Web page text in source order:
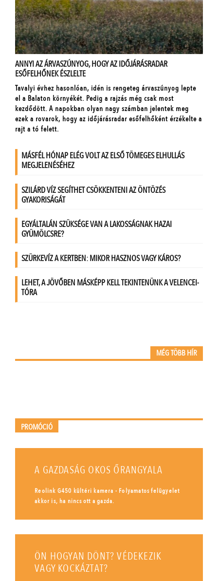
MÉG TÖBB HÍR
PROMÓCIÓ
A GAZDASÁG OKOS ŐRANGYALA
Reolink G450 kültéri kamera - Folyamatos felügyelet
akkor is, ha nincs ott a gazda.
ÖN HOGYAN DÖNT? VÉDEKEZIK
VAGY KOCKÁZTAT?